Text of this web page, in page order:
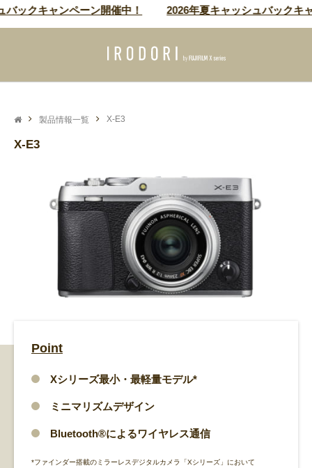
ックキャンペーン開催中！ 2026年夏キャッシュバックキ
製品情報一覧 X-E3
X-E3
Point
Xシリーズ最小・最軽量モデル*
ミニマリズムデザイン
Bluetooth®によるワイヤレス通信
*ファインダー搭載のミラーレスデジタルカメラ「Xシリーズ」において